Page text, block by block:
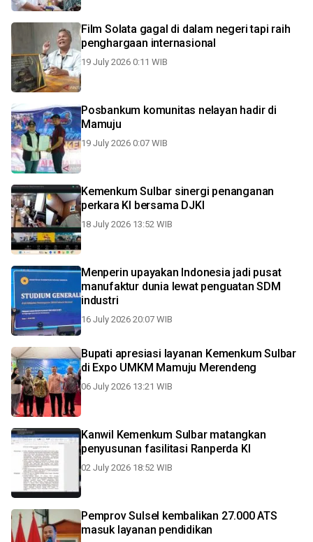
Film Solata gagal di dalam negeri tapi raih
penghargaan internasional
19 July 2026 0:11 WIB
Posbankum komunitas nelayan hadir di
Mamuju
19 July 2026 0:07 WIB
Kemenkum Sulbar sinergi penanganan
perkara KI bersama DJKI
18 July 2026 13:52 WIB
Menperin upayakan Indonesia jadi pusat
manufaktur dunia lewat penguatan SDM
industri
16 July 2026 20:07 WIB
Bupati apresiasi layanan Kemenkum Sulbar
di Expo UMKM Mamuju Merendeng
06 July 2026 13:21 WIB
Kanwil Kemenkum Sulbar matangkan
penyusunan fasilitasi Ranperda KI
02 July 2026 18:52 WIB
Pemprov Sulsel kembalikan 27.000 ATS
masuk layanan pendidikan